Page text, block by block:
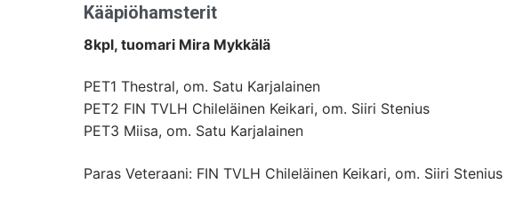
Kääpiöhamsterit
8kpl, tuomari Mira Mykkälä
PET1 Thestral, om. Satu Karjalainen
PET2 FIN TVLH Chileläinen Keikari, om. Siiri Stenius
PET3 Miisa, om. Satu Karjalainen
Paras Veteraani: FIN TVLH Chileläinen Keikari, om. Siiri Stenius